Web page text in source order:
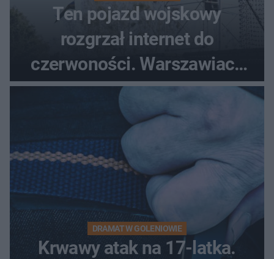
Ten pojazd wojskowy
rozgrzał internet do
czerwoności. Warszawiacy
pytali, czy to Mad Max!
DRAMAT W GOLENIOWIE
Krwawy atak na 17-latka.